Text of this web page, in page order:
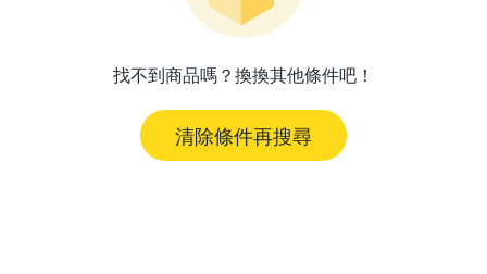
找不到商品嗎？換換其他條件吧！
清除條件再搜尋